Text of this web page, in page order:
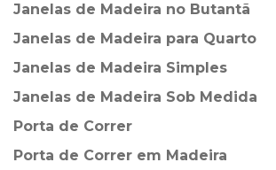
Janelas de Madeira no Butantã
Janelas de Madeira para Quarto
Janelas de Madeira Simples
Janelas de Madeira Sob Medida
Porta de Correr
Porta de Correr em Madeira